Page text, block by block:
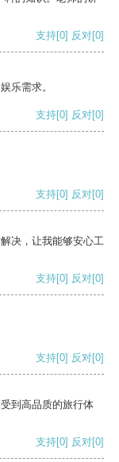
支持[0] 反对[0]
乐需求。
支持[0] 反对[0]
支持[0] 反对[0]
决，让我能够安心工
支持[0] 反对[0]
支持[0] 反对[0]
到高品质的旅行体
支持[0] 反对[0]